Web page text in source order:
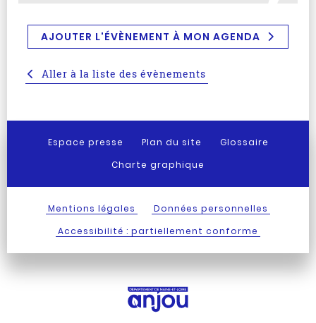
AJOUTER L'ÉVÈNEMENT À MON AGENDA
Aller à la liste des évènements
Espace presse Plan du site
Glossaire
Charte graphique
Mentions légales
Données personnelles
Accessibilité : partiellement conforme